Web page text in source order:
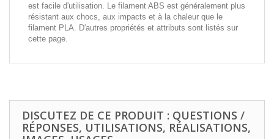
est facile d'utilisation. Le filament ABS est généralement plus
résistant aux chocs, aux impacts et à la chaleur que le
filament PLA. D'autres propriétés et attributs sont listés sur
cette page.
DISCUTEZ DE CE PRODUIT : QUESTIONS /
RÉPONSES, UTILISATIONS, RÉALISATIONS,